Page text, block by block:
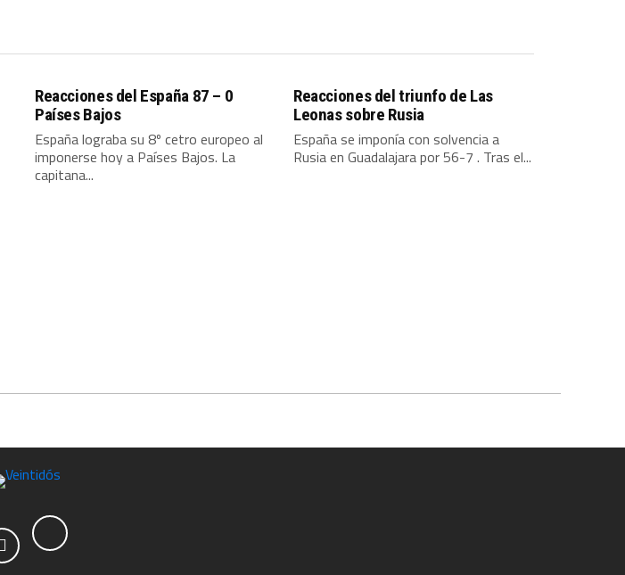
Reacciones del España 87 – 0
Países Bajos
España lograba su 8º cetro europeo al
imponerse hoy a Países Bajos. La
capitana...
Reacciones del triunfo de Las
Leonas sobre Rusia
España se imponía con solvencia a
Rusia en Guadalajara por 56-7 . Tras el...